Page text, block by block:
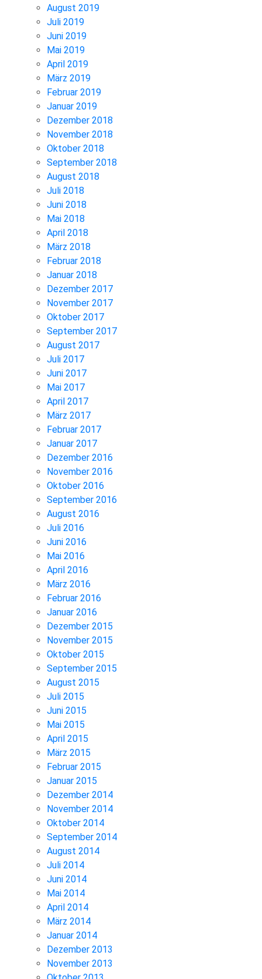
August 2019
Juli 2019
Juni 2019
Mai 2019
April 2019
März 2019
Februar 2019
Januar 2019
Dezember 2018
November 2018
Oktober 2018
September 2018
August 2018
Juli 2018
Juni 2018
Mai 2018
April 2018
März 2018
Februar 2018
Januar 2018
Dezember 2017
November 2017
Oktober 2017
September 2017
August 2017
Juli 2017
Juni 2017
Mai 2017
April 2017
März 2017
Februar 2017
Januar 2017
Dezember 2016
November 2016
Oktober 2016
September 2016
August 2016
Juli 2016
Juni 2016
Mai 2016
April 2016
März 2016
Februar 2016
Januar 2016
Dezember 2015
November 2015
Oktober 2015
September 2015
August 2015
Juli 2015
Juni 2015
Mai 2015
April 2015
März 2015
Februar 2015
Januar 2015
Dezember 2014
November 2014
Oktober 2014
September 2014
August 2014
Juli 2014
Juni 2014
Mai 2014
April 2014
März 2014
Januar 2014
Dezember 2013
November 2013